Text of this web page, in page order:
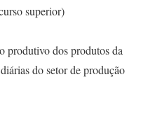
superior)
produtivo dos produtos da
do setor de produção